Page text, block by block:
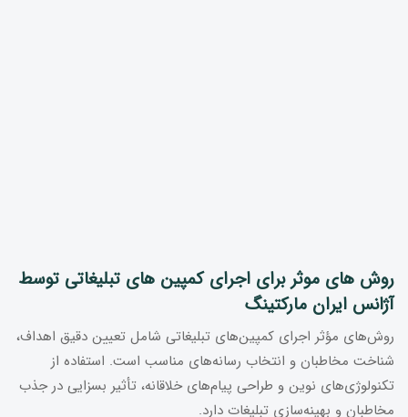
روش های موثر برای اجرای کمپین های تبلیغاتی توسط
آژانس ایران مارکتینگ
روش‌های مؤثر اجرای کمپین‌های تبلیغاتی شامل تعیین دقیق اهداف،
شناخت مخاطبان و انتخاب رسانه‌های مناسب است. استفاده از
تکنولوژی‌های نوین و طراحی پیام‌های خلاقانه، تأثیر بسزایی در جذب
مخاطبان و بهینه‌سازی تبلیغات دارد.